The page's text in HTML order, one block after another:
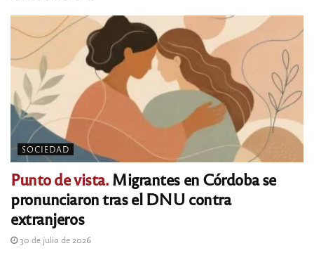
SOCIEDAD
Punto de vista.Migrantes en Córdoba se
pronunciaron tras el DNU contra
extranjeros
30 de julio de 2026